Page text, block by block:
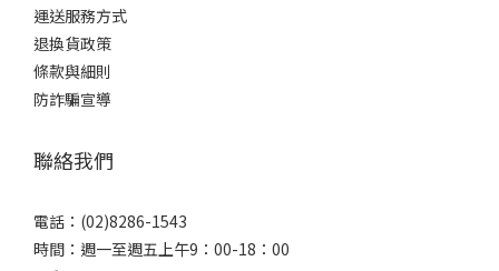
運送服務方式
退換貨政策
條款與細則
防詐騙宣導
聯絡我們
電話：(02)8286-1543
時間：週一至週五上午9：00-18：00